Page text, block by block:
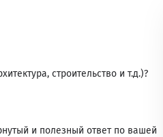
строительство и т.д.)?
и полезный ответ по вашей